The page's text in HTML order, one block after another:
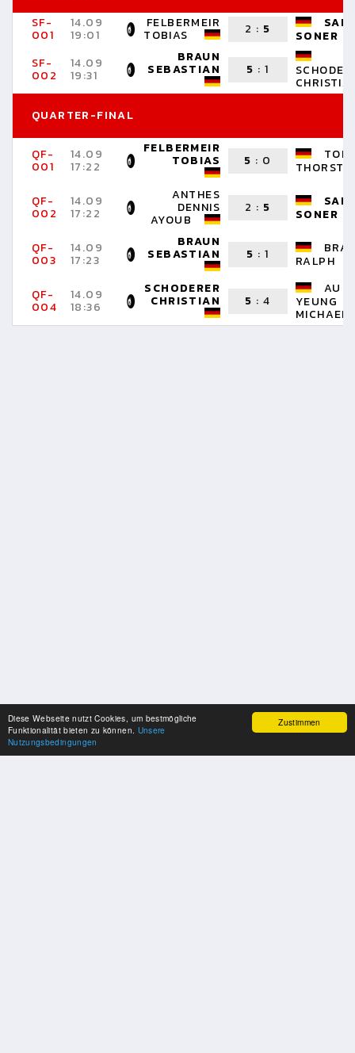
Zustimmen
Diese Webseite nutzt Cookies, um bestmögliche
Funktionalität bieten zu können. Unsere
Nutzungsbedingungen
SF-
001
14.09
19:01
FELBERMEIR
TOBIAS 2 : 5
SARI
SONER
SF-
002
14.09
19:31
BRAUN
SEBASTIAN 5 :1
QUARTER-FINAL
QF-
001
14.09
17:22
FELBERMEIR
TOBIAS 5 : 0
TOLL
QF-
002
14.09
17:22
ANTHES
DENNIS
AYOUB
2 : 5
SARI
SONER
QF-
003
14.09
17:23
BRAUN
SEBASTIAN 5 :1
RALPH
QF-
004
14.09
18:36
SCHODERER
CHRISTIAN 5 :4
AU
YEUNG
MICHAEL